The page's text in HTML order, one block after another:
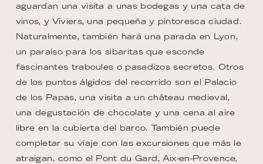
aguardan una visita a unas bodegas y una cata de
vinos, y Viviers, una pequeña y pintoresca ciudad.
Naturalmente, también hará una parada en Lyon,
un paraíso para los sibaritas que esconde
fascinantes traboules o pasadizos secretos. Otros
de los puntos álgidos del recorrido son el Palacio
de los Papas, una visita a un château medieval,
una degustación de chocolate y una cena al aire
libre en la cubierta del barco. También puede
completar su viaje con las excursiones que más le
atraigan, como el Pont du Gard, Aix-en-Provence,